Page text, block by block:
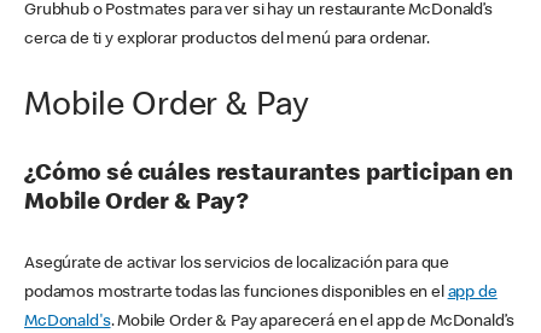
Grubhub o Postmates para ver si hay un restaurante McDonald’s
cerca de ti y explorar productos del menú para ordenar.
Mobile Order & Pay
¿Cómo sé cuáles restaurantes participan en
Mobile Order & Pay?
Asegúrate de activar los servicios de localización para que
podamos mostrarte todas las funciones disponibles en el app de
McDonald's. Mobile Order & Pay aparecerá en el app de McDonald’s